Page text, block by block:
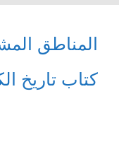
المناطق
كتاب تاريخ